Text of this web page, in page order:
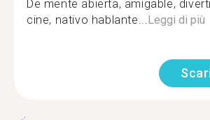
De mente abierta, amigable,
cine, nativo hablante...Leggi di più